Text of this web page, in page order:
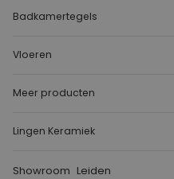
Badkamertegels
Vloeren
Meer producten
Lingen Keramiek
Showroom Leiden